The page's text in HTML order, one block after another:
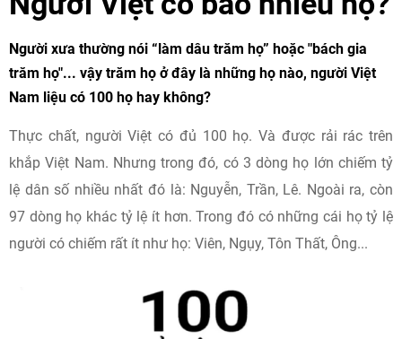
Người xưa thường nói “làm dâu trăm họ” hoặc "bách gia
trăm họ"... vậy trăm họ ở đây là những họ nào, người Việt
Nam liệu có 100 họ hay không?
Thực chất, người Việt có đủ 100 họ. Và được rải rác trên
khắp Việt Nam. Nhưng trong đó, có 3 dòng họ lớn chiếm tỷ
lệ dân số nhiều nhất đó là: Nguyễn, Trần, Lê. Ngoài ra, còn
97 dòng họ khác tỷ lệ ít hơn. Trong đó có những cái họ tỷ lệ
người có chiếm rất ít như họ: Viên, Ngụy, Tôn Thất, Ông...